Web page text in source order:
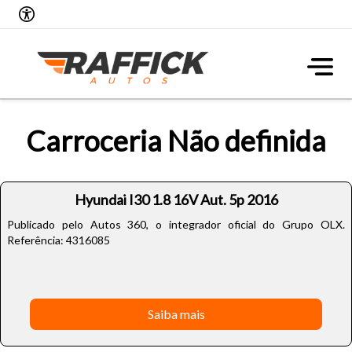
Carroceria Não definida
Hyundai I30 1.8 16V Aut. 5p 2016
Publicado pelo Autos 360, o integrador oficial do Grupo OLX.
Referência: 4316085
Saiba mais